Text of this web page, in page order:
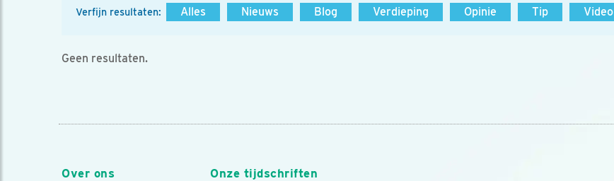
Verfijn resultaten: Alles Nieuws Blog Verdieping Opinie Tip Video
Geen resultaten.
Over ons Onze tijdschriften